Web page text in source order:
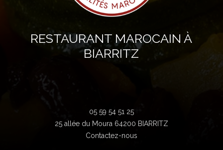
RESTAURANT MAROCAIN À
BIARRITZ
05 59 54 51 25
25 allée du Moura 64200 BIARRITZ
Contactez-nous